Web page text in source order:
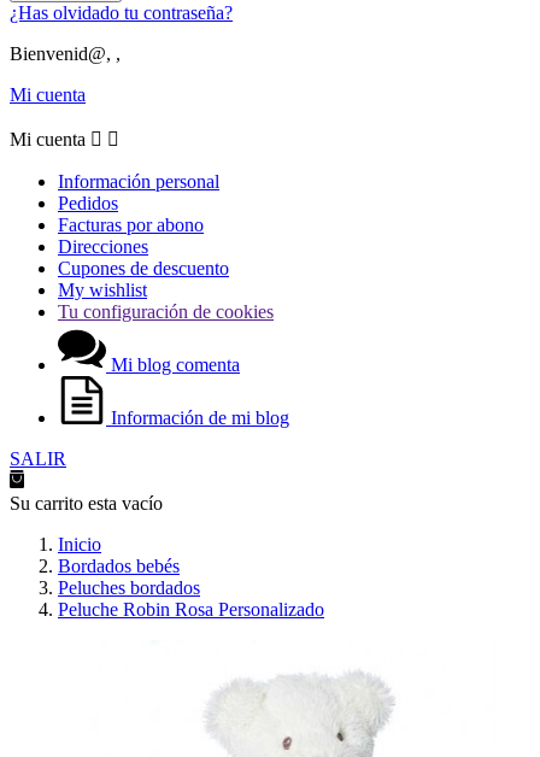
¿Has olvidado tu contraseña?
Bienvenid@, ,
Mi cuenta
Mi cuenta  
Información personal
Pedidos
Facturas por abono
Direcciones
Cupones de descuento
My wishlist
Tu configuración de cookies
Mi blog comenta
Información de mi blog
SALIR
Su carrito esta vacío
Inicio
Bordados bebés
Peluches bordados
Peluche Robin Rosa Personalizado